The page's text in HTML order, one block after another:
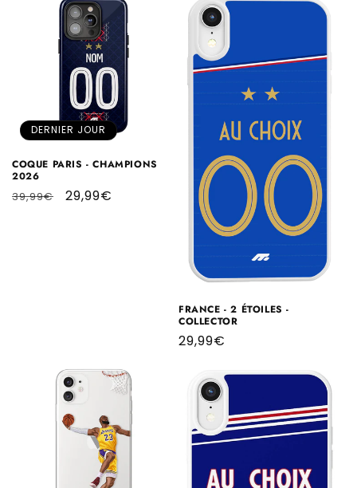
DERNIER JOUR
COQUE PARIS - CHAMPIONS
2026
Prix
39,99€
Prix
29,99€
FRANCE - 2 ÉTOILES -
COLLECTOR
Prix
29,99€